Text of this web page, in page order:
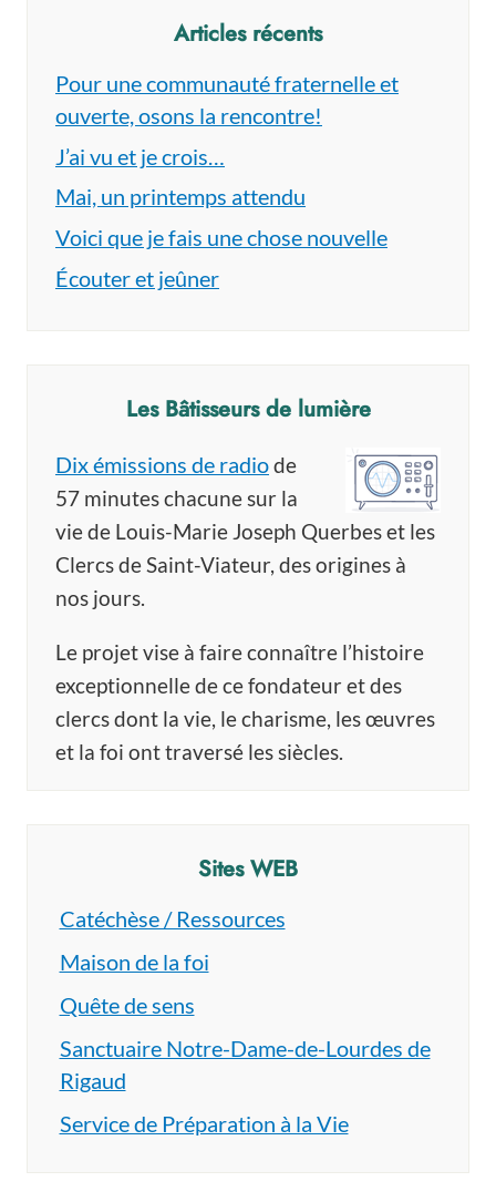
Articles récents
Pour une communauté fraternelle et
ouverte, osons la rencontre!
J’ai vu et je crois…
Mai, un printemps attendu
Voici que je fais une chose nouvelle
Écouter et jeûner
Les Bâtisseurs de lumière
Dix émissions de radiode
57 minutes chacune sur la
vie de Louis-Marie Joseph Querbes et les
Clercs de Saint-Viateur, des origines à
nos jours.
Le projet vise à faire connaître l’histoire
exceptionnelle de ce fondateur et des
clercs dont la vie, le charisme, les œuvres
et la foi ont traversé les siècles.
Sites WEB
Catéchèse / Ressources
Maison de la foi
Quête de sens
Sanctuaire Notre-Dame-de-Lourdes de
Rigaud
Service de Préparation à la Vie